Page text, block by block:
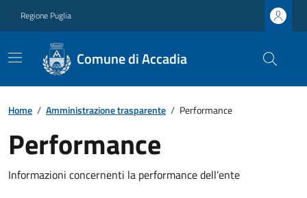
Regione Puglia
Comune di Accadia
Home / Amministrazione trasparente / Performance
Performance
Informazioni concernenti la performance dell’ente